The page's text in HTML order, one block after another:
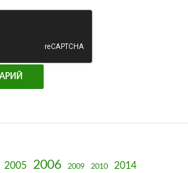
2005 2006 2009 2010 2014